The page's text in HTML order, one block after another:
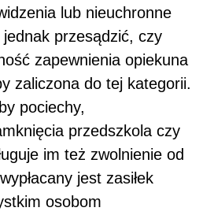
lub nieuchronne
przesądzić, czy
zapewnienia opiekuna
zaliczona do tej kategorii.
pociechy,
przedszkola czy
im też zwolnienie od
jest zasiłek
osobom